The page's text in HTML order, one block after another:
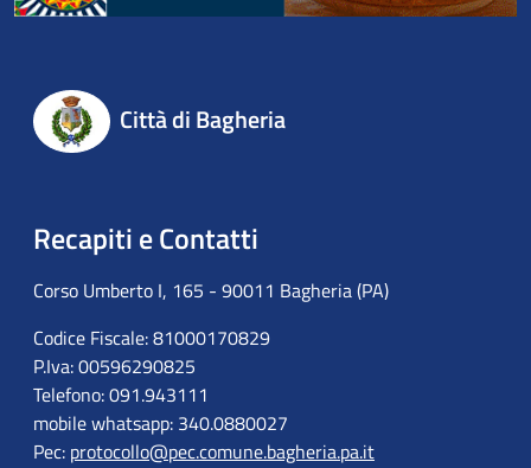
Città di Bagheria
Recapiti e Contatti
Corso Umberto I, 165 - 90011 Bagheria (PA)
Codice Fiscale: 81000170829
P.Iva: 00596290825
Telefono: 091.943111
mobile whatsapp: 340.0880027
Pec: protocollo@pec.comune.bagheria.pa.it